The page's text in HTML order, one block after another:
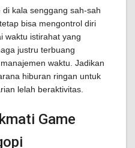
kala senggang sah-sah
bisa mengontrol diri
waktu istirahat yang
justru terbuang
waktu. Jadikan
hiburan ringan untuk
lelah beraktivitas.
Game